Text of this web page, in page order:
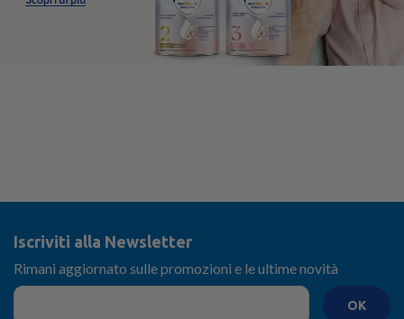
Iscriviti alla Newsletter
Rimani aggiornato sulle promozioni e le ultime novità
OK